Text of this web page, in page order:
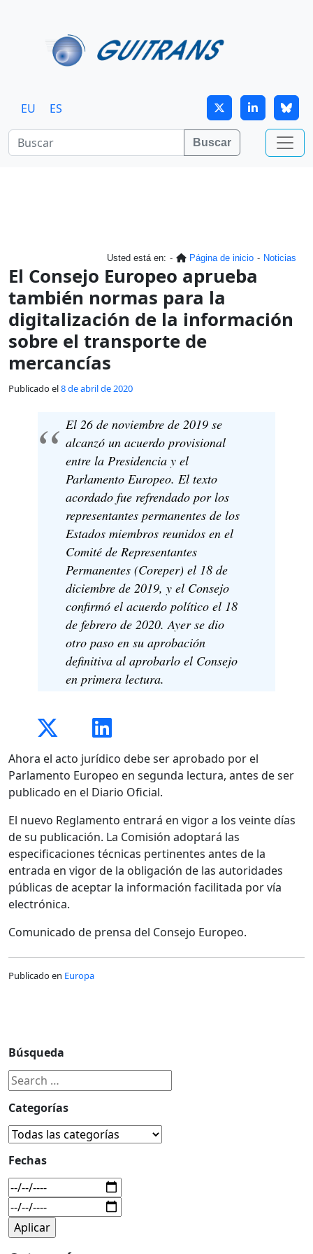
EU ES
Buscar
Usted está en: Página de inicio Noticias
El Consejo Europeo aprueba
también normas para la
digitalización de la información
sobre el transporte de
mercancías
Publicado el8 de abril de 2020
El 26 de noviembre de 2019 se
alcanzó un acuerdo provisional
entre la Presidencia y el
Parlamento Europeo. El texto
acordado fue refrendado por los
representantes permanentes de los
Estados miembros reunidos en el
Comité de Representantes
Permanentes (Coreper) el 18 de
diciembre de 2019, y el Consejo
confirmó el acuerdo político el 18
de febrero de 2020. Ayer se dio
otro paso en su aprobación
definitiva al aprobarlo el Consejo
en primera lectura.
Ahora el acto jurídico debe ser aprobado por el
Parlamento Europeo en segunda lectura, antes de ser
publicado en el Diario Oficial.
El nuevo Reglamento entrará en vigor a los veinte días
de su publicación. La Comisión adoptará las
especificaciones técnicas pertinentes antes de la
entrada en vigor de la obligación de las autoridades
públicas de aceptar la información facilitada por vía
electrónica.
Comunicado de prensa del Consejo Europeo.
Publicado en Europa
Búsqueda
Categorías
Fechas